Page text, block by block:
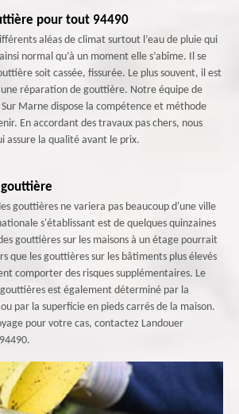
pour tout 94490
aléas de climat surtout l’eau de pluie qui
normal qu’à un moment elle s’abîme. Il se
soit cassée, fissurée. Le plus souvent, il est
une réparation de gouttière. Notre équipe de
Marne dispose la compétence et méthode
En accordant des travaux pas chers, nous
assure la qualité avant le prix.
gouttières ne variera pas beaucoup d'une ville
s'établissant est de quelques quinzaines
gouttières sur les maisons à un étage pourrait
que les gouttières sur les bâtiments plus élevés
comporter des risques supplémentaires. Le
est également déterminé par la
par la superficie en pieds carrés de la maison.
pour votre cas, contactez Landouer